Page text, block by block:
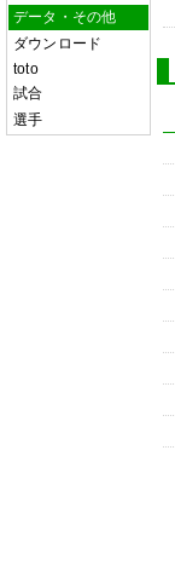
データ・その他
ダウンロード
toto
試合
選手